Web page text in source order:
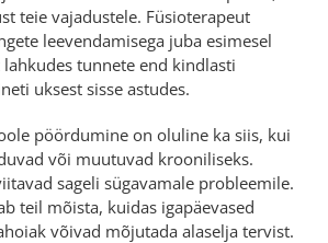
teie vajadustele. Füsioterapeut
leevendamisega juba esimesel
tunnete end kindlasti
uksest sisse astudes.
pöördumine on oluline ka siis, kui
või muutuvad krooniliseks.
sageli sügavamale probleemile.
teil mõista, kuidas igapäevased
võivad mõjutada alaselja tervist.